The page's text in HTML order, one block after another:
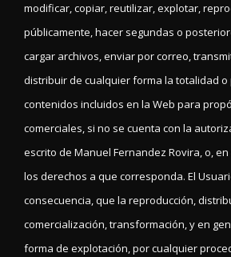
modificar, copiar, reutilizar, explotar,
públicamente, hacer segundas o
cargar archivos, enviar por correo,
distribuir de cualquier forma la totalidad o
contenidos incluidos en la Web para
comerciales, si no se cuenta con la
escrito de Manuel Fernandez Rovira, o,
los derechos a que corresponda. El
consecuencia, que la reproducción,
comercialización, transformación, y en
forma de explotación, por cualquier